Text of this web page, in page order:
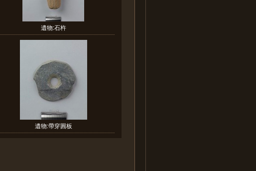
遺物:石杵
遺物:帶穿圓板